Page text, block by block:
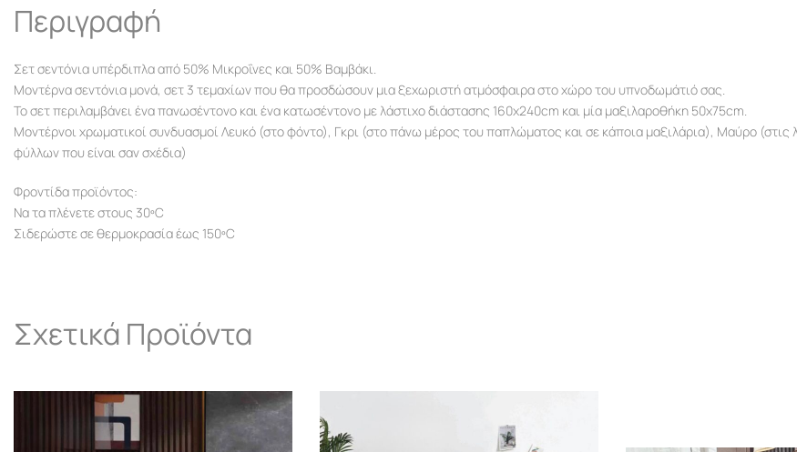
Περιγραφή
Σετ σεντόνια υπέρδιπλα από 50% Μικροΐνες και 50% Βαμβάκι.
Μοντέρνα σεντόνια μονά, σετ 3 τεμαχίων που θα προσδώσουν μια ξεχωριστή ατμόσφαιρα στο χώρο του υπνοδωμάτιό σας.
Το σετ περιλαμβάνει ένα πανωσέντονο και ένα κατωσέντονο με λάστιχο διάστασης 160x240cm και μία μαξιλαροθήκη 50x75cm.
Μοντέρνοι χρωματικοί συνδυασμοί Λευκό (στο φόντο), Γκρι (στο πάνω μέρος του παπλώματος και σε κάποια μαξιλάρια), Μαύρο (στις
φύλλων που είναι σαν σχέδια)
Φροντίδα προϊόντος:
Να τα πλένετε στους 30ºC
Σιδερώστε σε θερμοκρασία έως 150ºC
Σχετικά Προϊόντα